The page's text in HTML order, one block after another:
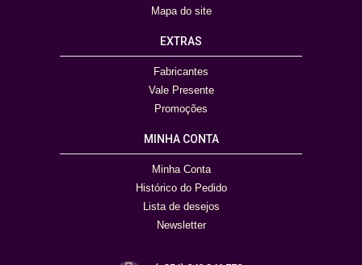
Mapa do site
EXTRAS
Fabricantes
Vale Presente
Promoções
MINHA CONTA
Minha Conta
Histórico do Pedido
Lista de desejos
Newsletter